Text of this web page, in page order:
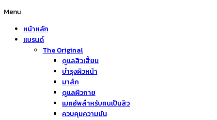
Menu
หน้าหลัก
แบรนด์
The Original
ดูแลสิวเสี้ยน
บำรุงผิวหน้า
มาส์ก
ดูแลผิวกาย
เมคอัพสำหรับคนเป็นสิว
ควบคุมความมัน